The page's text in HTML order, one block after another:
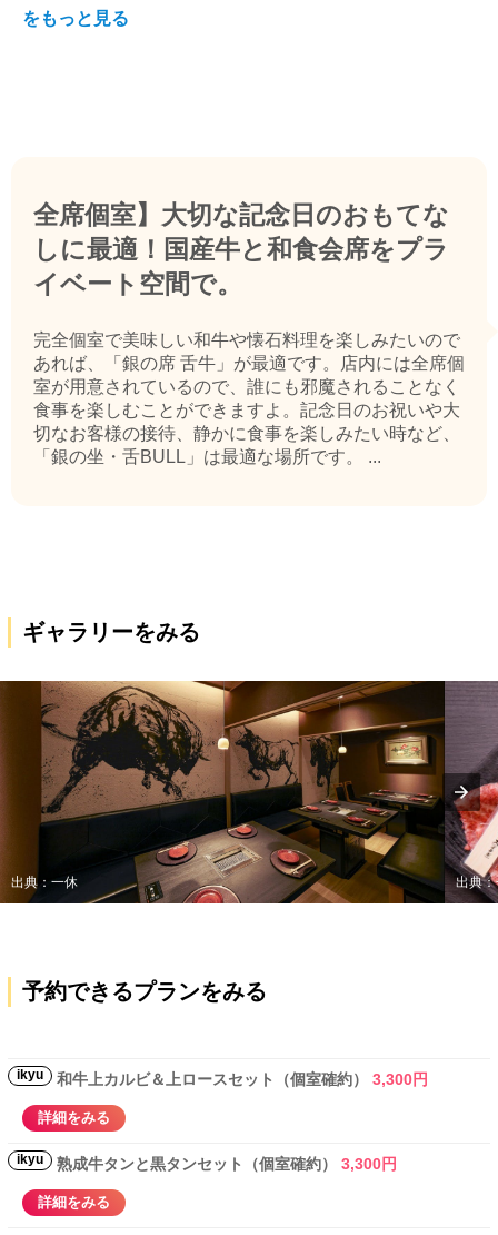
をもっと見る
全席個室】大切な記念日のおもてな
しに最適！国産牛と和食会席をプラ
イベート空間で。
完全個室で美味しい和牛や懐石料理を楽しみたいので
あれば、「銀の席 舌牛」が最適です。店内には全席個
室が用意されているので、誰にも邪魔されることなく
食事を楽しむことができますよ。記念日のお祝いや大
切なお客様の接待、静かに食事を楽しみたい時など、
「銀の坐・舌BULL」は最適な場所です。 ...
ギャラリーをみる
出典：一休 出典
予約できるプランをみる
ikyu 和牛上カルビ＆上ロースセット（個室確約） 3,300円
詳細をみる
ikyu 熟成牛タンと黒タンセット（個室確約） 3,300円
詳細をみる